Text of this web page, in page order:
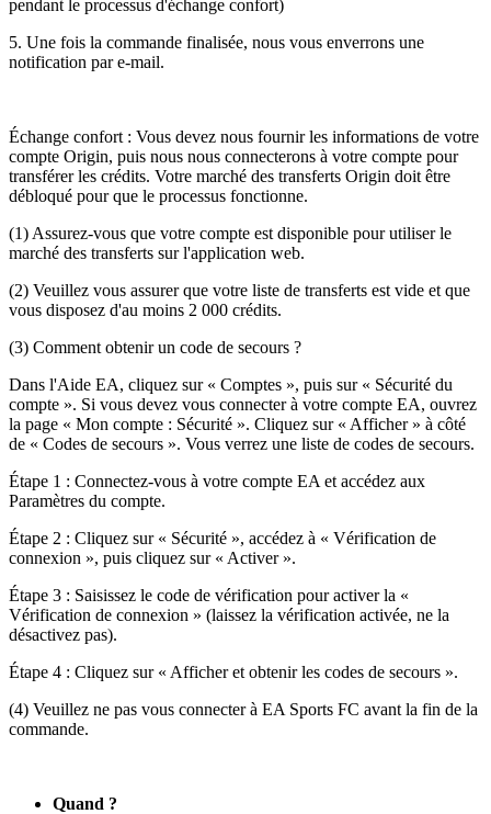
pendant le processus d'échange confort)
5. Une fois la commande finalisée, nous vous enverrons une
notification par e-mail.
Échange confort : Vous devez nous fournir les informations de votre
compte Origin, puis nous nous connecterons à votre compte pour
transférer les crédits. Votre marché des transferts Origin doit être
débloqué pour que le processus fonctionne.
(1) Assurez-vous que votre compte est disponible pour utiliser le
marché des transferts sur l'application web.
(2) Veuillez vous assurer que votre liste de transferts est vide et que
vous disposez d'au moins 2 000 crédits.
(3) Comment obtenir un code de secours ?
Dans l'Aide EA, cliquez sur « Comptes », puis sur « Sécurité du
compte ». Si vous devez vous connecter à votre compte EA, ouvrez
la page « Mon compte : Sécurité ». Cliquez sur « Afficher » à côté
de « Codes de secours ». Vous verrez une liste de codes de secours.
Étape 1 : Connectez-vous à votre compte EA et accédez aux
Paramètres du compte.
Étape 2 : Cliquez sur « Sécurité », accédez à « Vérification de
connexion », puis cliquez sur « Activer ».
Étape 3 : Saisissez le code de vérification pour activer la «
Vérification de connexion » (laissez la vérification activée, ne la
désactivez pas).
Étape 4 : Cliquez sur « Afficher et obtenir les codes de secours ».
(4) Veuillez ne pas vous connecter à EA Sports FC avant la fin de la
commande.
Quand ?